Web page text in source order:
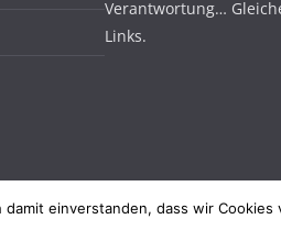
Verantwortung…
Links.
einverstanden, dass wir Cookies